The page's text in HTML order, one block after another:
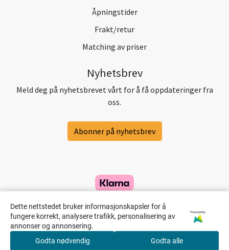
Åpningstider
Frakt/retur
Matching av priser
Nyhetsbrev
Meld deg på nyhetsbrevet vårt for å få oppdateringer fra
oss.
Abonner på nyhetsbrev
Dette nettstedet bruker informasjonskapsler for å
fungere korrekt, analysere trafikk, personalisering av
annonser og annonsering.
Powered by
Godta nødvendig Godta alle